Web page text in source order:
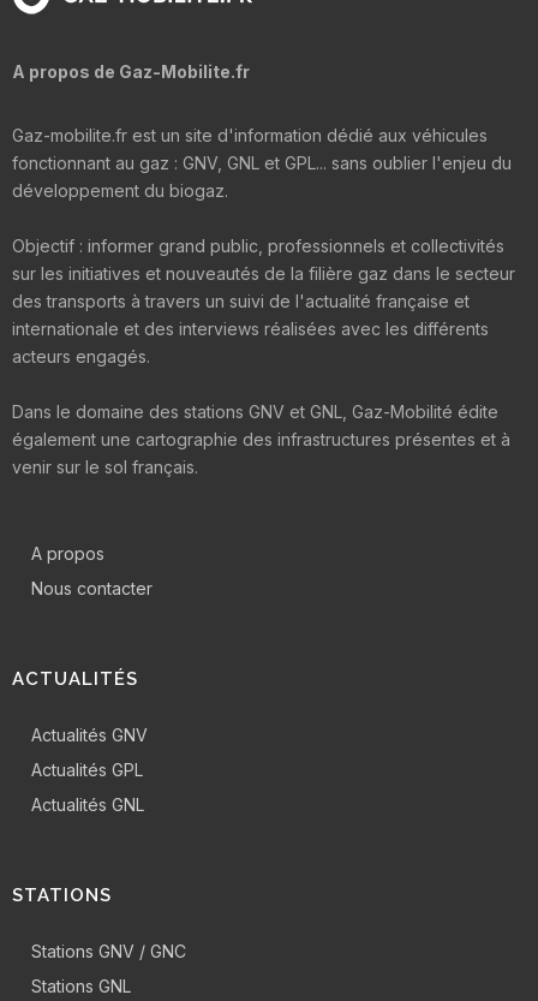
A propos de Gaz-Mobilite.fr
Gaz-mobilite.fr est un site d'information dédié aux véhicules
fonctionnant au gaz : GNV, GNL et GPL... sans oublier l'enjeu du
développement du biogaz.
Objectif : informer grand public, professionnels et collectivités
sur les initiatives et nouveautés de la filière gaz dans le secteur
des transports à travers un suivi de l'actualité française et
internationale et des interviews réalisées avec les différents
acteurs engagés.
Dans le domaine des stations GNV et GNL, Gaz-Mobilité édite
également une cartographie des infrastructures présentes et à
venir sur le sol français.
A propos
Nous contacter
ACTUALITÉS
Actualités GNV
Actualités GPL
Actualités GNL
STATIONS
Stations GNV / GNC
Stations GNL